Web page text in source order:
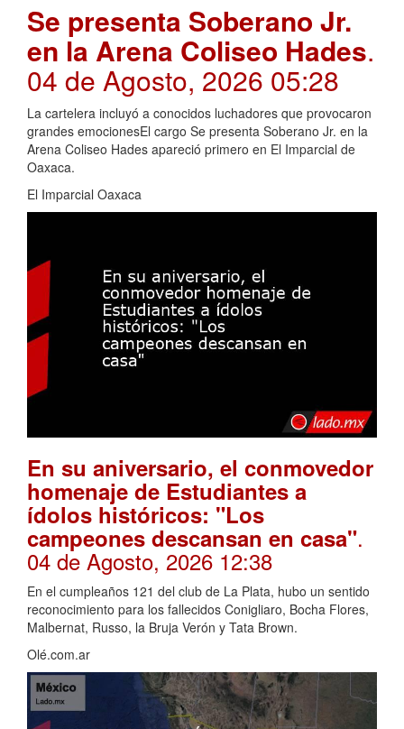
Se presenta Soberano Jr.
en la Arena Coliseo Hades.
04 de Agosto, 2026 05:28
La cartelera incluyó a conocidos luchadores que provocaron
grandes emocionesEl cargo Se presenta Soberano Jr. en la
Arena Coliseo Hades apareció primero en El Imparcial de
Oaxaca.
El Imparcial Oaxaca
En su aniversario, el conmovedor
homenaje de Estudiantes a
ídolos históricos: "Los
campeones descansan en casa".
04 de Agosto, 2026 12:38
En el cumpleaños 121 del club de La Plata, hubo un sentido
reconocimiento para los fallecidos Conigliaro, Bocha Flores,
Malbernat, Russo, la Bruja Verón y Tata Brown.
Olé.com.ar